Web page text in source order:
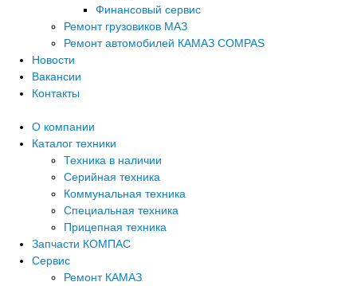
Финансовый сервис
Ремонт грузовиков МАЗ
Ремонт автомобилей КАМАЗ COMPAS
Новости
Вакансии
Контакты
О компании
Каталог техники
Техника в наличии
Серийная техника
Коммунальная техника
Специальная техника
Прицепная техника
Запчасти КОМПАС
Сервис
Ремонт КАМАЗ